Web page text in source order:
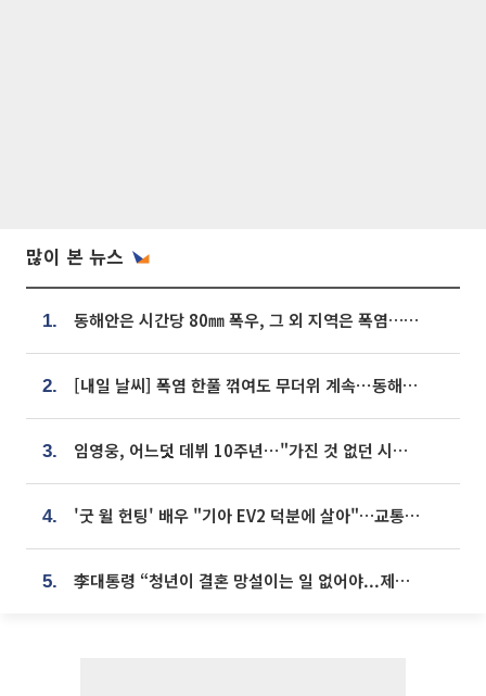
많이 본 뉴스
1. 동해안은 시간당 80㎜ 폭우, 그 외 지역은 폭염…‘극과 극 날씨’
2. [내일 날씨] 폭염 한풀 꺾여도 무더위 계속⋯동해안 이틀 연속 비
3. 임영웅, 어느덧 데뷔 10주년⋯"가진 것 없던 시절, 내 앞엔 20명의 팬뿐"
4. '굿 윌 헌팅' 배우 "기아 EV2 덕분에 살아"…교통사고 후 안전성 극찬
5. 李대통령 “청년이 결혼 망설이는 일 없어야...제도상 불이익 조사”